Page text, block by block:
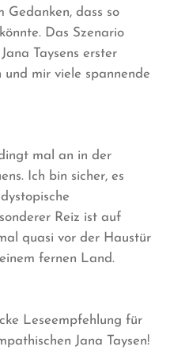
Gedanken, dass so
Das Szenario
Taysens erster
und mir viele spannende
mal an in der
Ich bin sicher, es
Reiz ist auf
quasi vor der Haustür
fernen Land.
Leseempfehlung für
Jana Taysen!